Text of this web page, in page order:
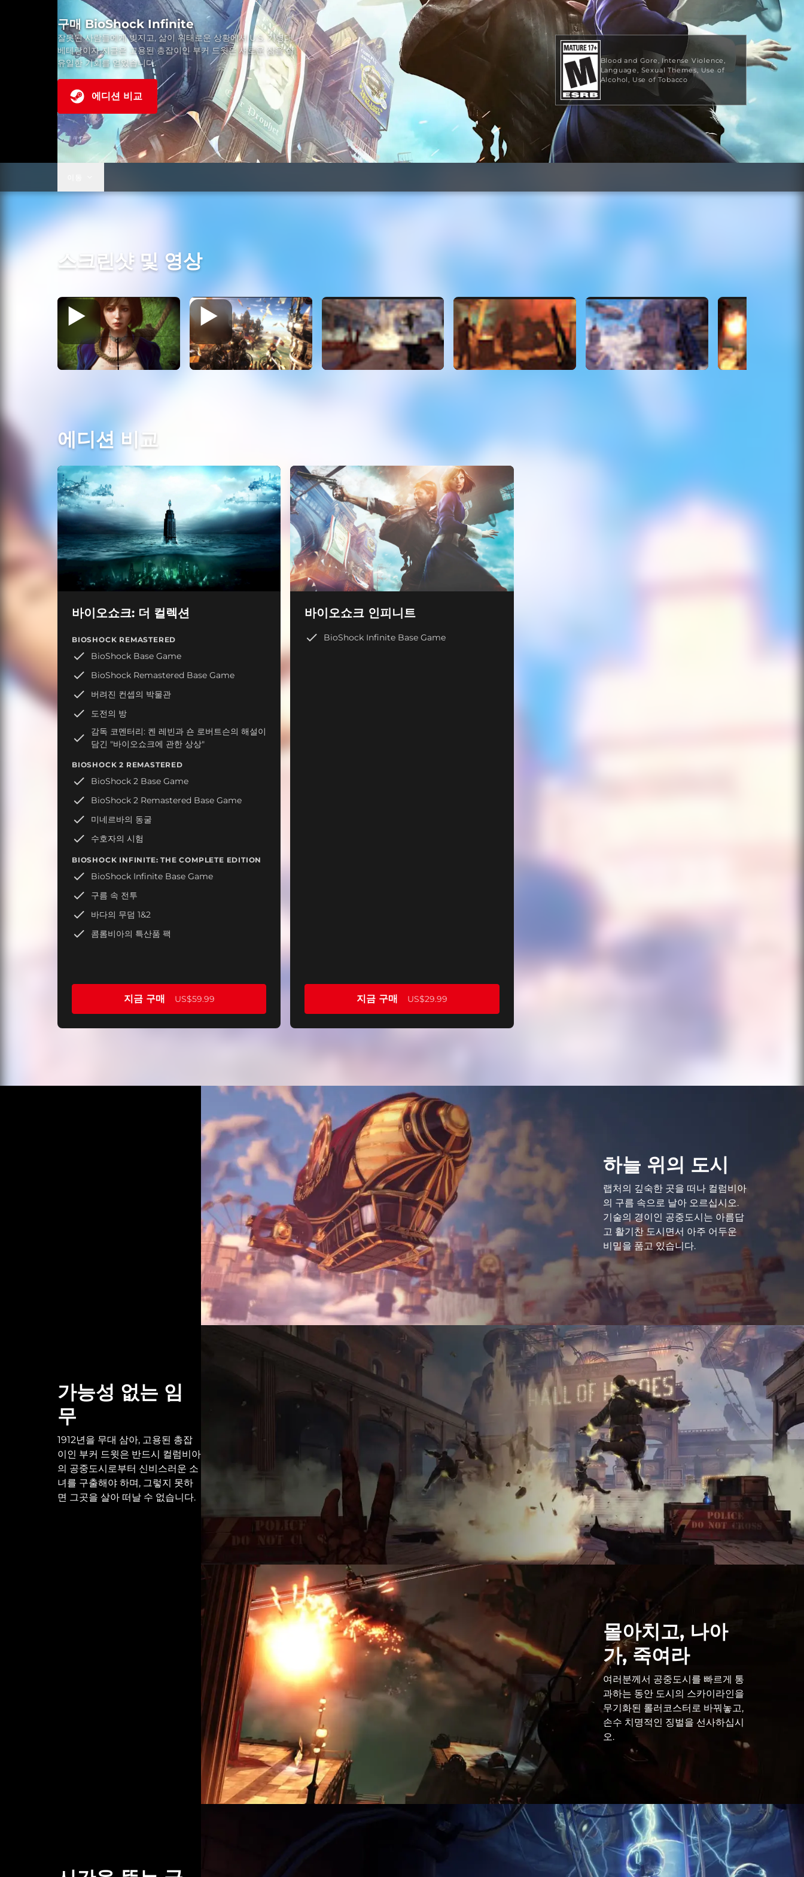
Blood and Gore
Intense Violence
Language
Sexual Themes Use of
Alcohol Use of Tobacco
구매 BioShock Infinite
잘못된 사람들에게 빚지고, 삶이 위태로운 상황에서 U.S. 기병대
베테랑이자 지금은 고용된 총잡이인 부커 드윗은 새로운 삶을 살
유일한 기회를 얻었습니다.
에디션 비교
스크린샷 및 영상
에디션 비교
바이오쇼크: 더 컬렉션
BIOSHOCK REMASTERED
BioShock Base Game
BioShock Remastered Base Game
버려진 컨셉의 박물관
도전의 방
감독 코멘터리: 켄 레빈과 숀 로버트슨의 해설이
담긴 "바이오쇼크에 관한 상상"
BIOSHOCK 2 REMASTERED
BioShock 2 Base Game
BioShock 2 Remastered Base Game
미네르바의 동굴
수호자의 시험
BIOSHOCK INFINITE: THE COMPLETE EDITION
BioShock Infinite Base Game
구름 속 전투
바다의 무덤 1&2
콤롬비아의 특산품 팩
지금 구매 US$59.99
바이오쇼크 인피니트
BioShock Infinite Base Game
지금 구매 US$29.99
하늘 위의 도시
랩처의 깊숙한 곳을 떠나 컬럼비아
의 구름 속으로 날아 오르십시오.
기술의 경이인 공중도시는 아름답
고 활기찬 도시면서 아주 어두운
비밀을 품고 있습니다.
가능성 없는 임
무
1912년을 무대 삼아, 고용된 총잡
이인 부커 드윗은 반드시 컬럼비아
의 공중도시로부터 신비스러운 소
녀를 구출해야 하며, 그렇지 못하
면 그곳을 살아 떠날 수 없습니다.
몰아치고, 나아
가, 죽여라
여러분께서 공중도시를 빠르게 통
과하는 동안 도시의 스카이라인을
무기화된 롤러코스터로 바꿔놓고,
손수 치명적인 징벌을 선사하십시
오.